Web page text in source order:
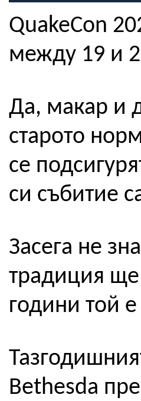
QuakeCon
между 19 и
Да, макар и
старото
се
си събитие
Засега не
традиция
години той
Bethesda